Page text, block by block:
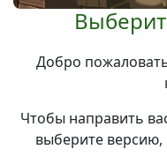
Добро
Чтобы направить
выберите версию,